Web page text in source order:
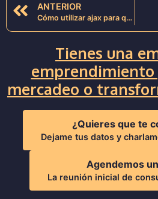
ANTERIOR
Cómo utilizar ajax para que no afecte el posicionamiento web (SEO)
Tienes una
emprendimiento
mercadeo o
Agendemos
La reunión inicial de
¿Quieres que te
Dejame tus datos y